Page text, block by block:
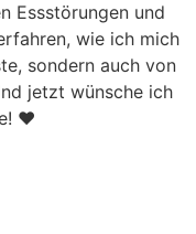
Essstörungen und
wie ich mich
sondern auch von
jetzt wünsche ich
❤️